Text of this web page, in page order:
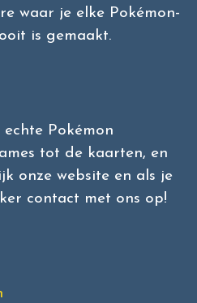
waar je elke Pokémon-
is gemaakt.
Pokémon
tot de kaarten, en
onze website en als je
contact met ons op!